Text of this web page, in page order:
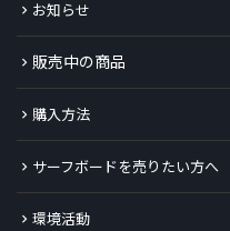
お知らせ
販売中の商品
購入方法
サーフボードを売りたい方へ
環境活動